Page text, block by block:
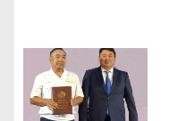
я
п